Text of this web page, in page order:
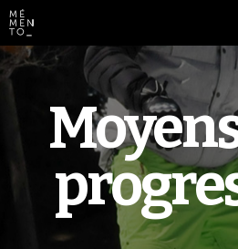
Accueil (Nordique)